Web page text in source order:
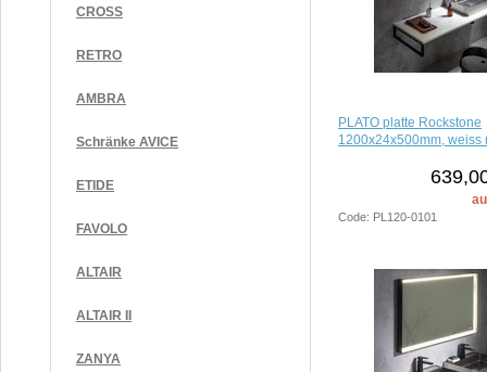
CROSS
RETRO
AMBRA
Schränke AVICE
ETIDE
FAVOLO
ALTAIR
ALTAIR II
ZANYA
PLATO platte Rockstone
1200x24x500mm, weiss
Code: PL120-0101